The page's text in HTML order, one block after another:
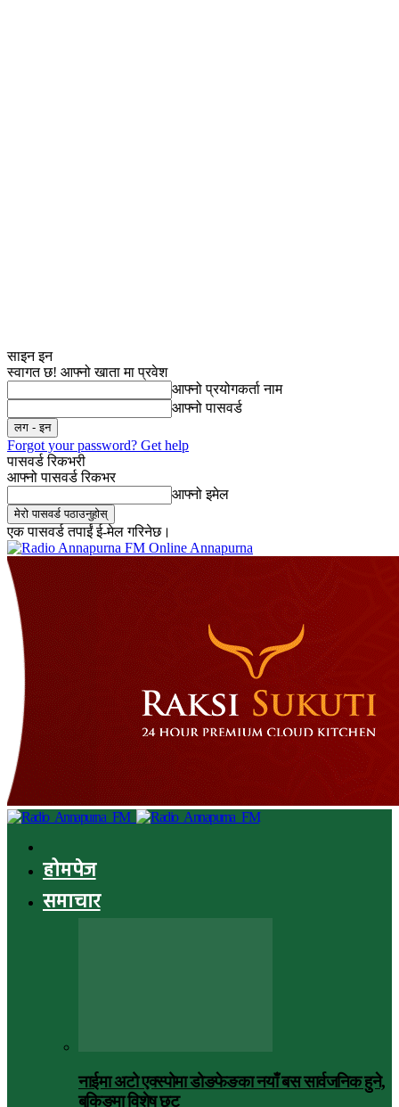
साइन इन
स्वागत छ! आफ्नो खाता मा प्रवेश
आफ्नो प्रयोगकर्ता नाम
आफ्नो पासवर्ड
Forgot your password? Get help
पासवर्ड रिकभरी
आफ्नो पासवर्ड रिकभर
आफ्नो इमेल
एक पासवर्ड तपाईं ई-मेल गरिनेछ।
Online Annapurna
होमपेज
समाचार
नाईमा अटो एक्स्पोमा डोङफेङका नयाँ बस सार्वजनिक हुने,
बुकिङमा विशेष छुट